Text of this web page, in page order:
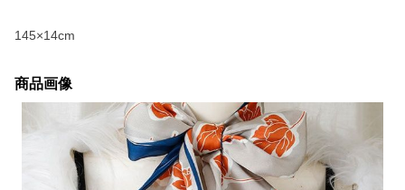
145×14cm
商品画像